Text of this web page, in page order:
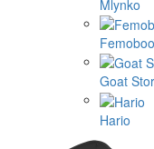
Mlynko
Goat
Hario